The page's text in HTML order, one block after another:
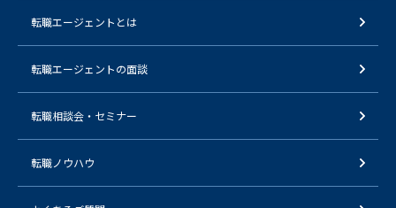
転職エージェントとは
転職エージェントの面談
転職相談会・セミナー
転職ノウハウ